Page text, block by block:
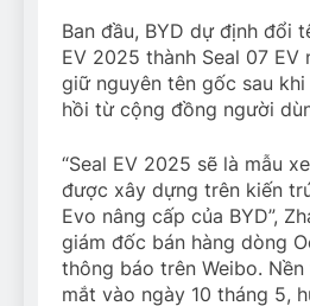
Ban đầu, BYD dự định đổi
EV 2025 thành Seal 07 EV
giữ nguyên tên gốc sau
hồi từ cộng đồng người
“Seal EV 2025 sẽ là mẫu
được xây dựng trên kiến
Evo nâng cấp của BYD”,
giám đốc bán hàng dòng
thông báo trên Weibo.
mắt vào ngày 10 tháng 5,